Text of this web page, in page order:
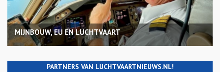
MIJNBOUW, EU EN LUCHTVAART
PARTNERS VAN LUCHTVAARTNIEUWS.NL!